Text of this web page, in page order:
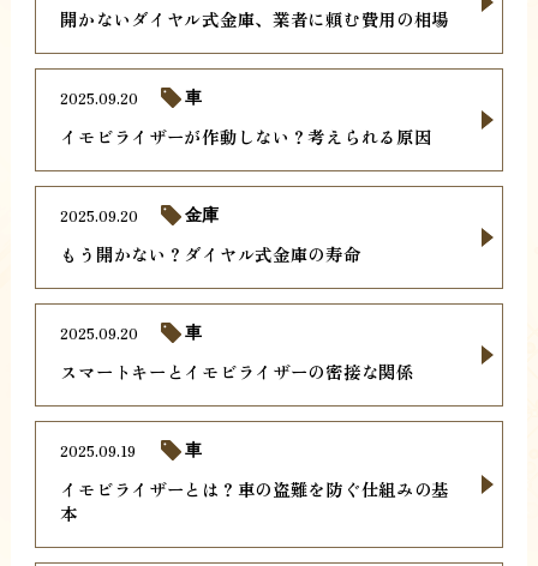
開かないダイヤル式金庫、業者に頼む費用の相場
イモビライザーが作動しない？考えられる原因
2025.09.20 車
もう開かない？ダイヤル式金庫の寿命
2025.09.20 金庫
スマートキーとイモビライザーの密接な関係
2025.09.20 車
イモビライザーとは？車の盗難を防ぐ仕組みの基
本
2025.09.19 車